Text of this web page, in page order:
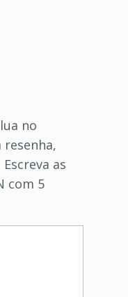
no
resenha,
as
com 5